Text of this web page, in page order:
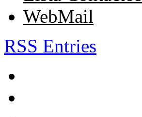
WebMail
RSS Entries